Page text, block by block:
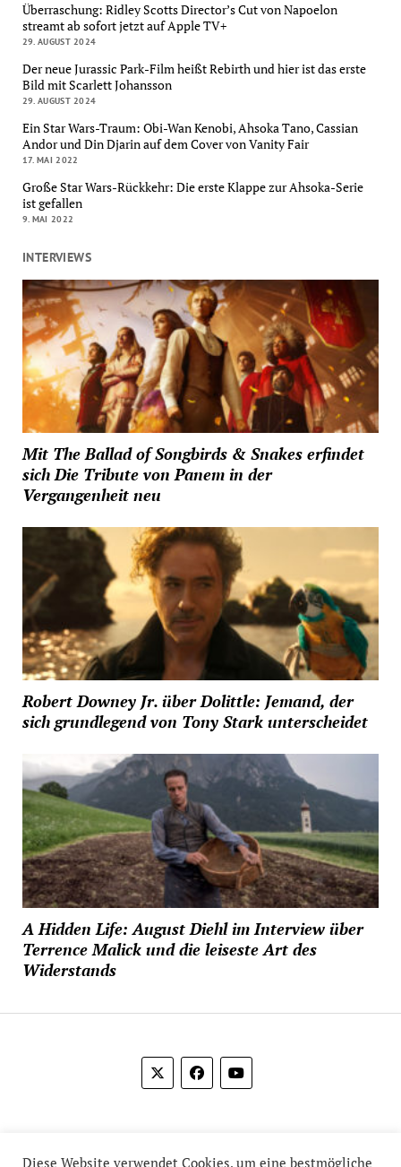
Überraschung: Ridley Scotts Director’s Cut von Napoelon
streamt ab sofort jetzt auf Apple TV+
29. AUGUST 2024
Der neue Jurassic Park-Film heißt Rebirth und hier ist das erste
Bild mit Scarlett Johansson
29. AUGUST 2024
Ein Star Wars-Traum: Obi-Wan Kenobi, Ahsoka Tano, Cassian
Andor und Din Djarin auf dem Cover von Vanity Fair
17. MAI 2022
Große Star Wars-Rückkehr: Die erste Klappe zur Ahsoka-Serie
ist gefallen
9. MAI 2022
INTERVIEWS
Mit The Ballad of Songbirds & Snakes erfindet
sich Die Tribute von Panem in der
Vergangenheit neu
Robert Downey Jr. über Dolittle: Jemand, der
sich grundlegend von Tony Stark unterscheidet
A Hidden Life: August Diehl im Interview über
Terrence Malick und die leiseste Art des
Widerstands
Diese Website verwendet Cookies, um eine bestmögliche